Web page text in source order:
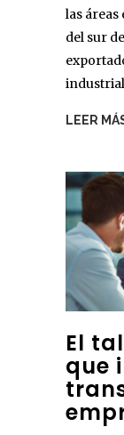
las
del sur
LEER
El
que